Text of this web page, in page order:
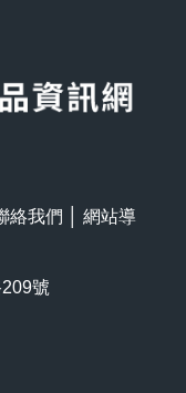
絡我們
網站導
號